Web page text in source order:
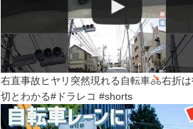
右直事故ヒヤリ突然現れる自転車
右折
切とわかる#ドラレコ #shorts